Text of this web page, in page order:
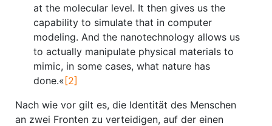
at the molecular level. It then gives us the
capability to simulate that in computer
modeling. And the nanotechnology allows us
to actually manipulate physical materials to
mimic, in some cases, what nature has
done.« [2]
Nach wie vor gilt es, die Identität des Menschen
an zwei Fronten zu verteidigen, auf der einen